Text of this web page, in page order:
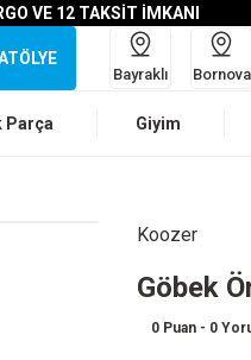
VE 12 TAKSİT İMKANI
Bayraklı Bornova
Parça Giyim
Koozer
Göbek
0 Puan - 0